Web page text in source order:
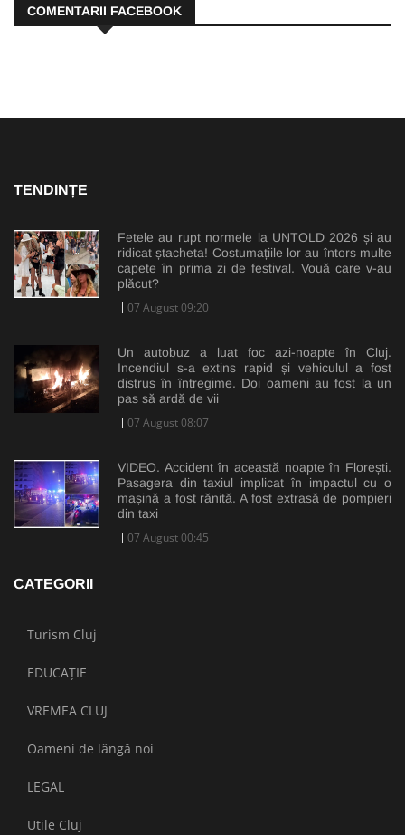
COMENTARII FACEBOOK
TENDINȚE
Fetele au rupt normele la UNTOLD 2026 și au
ridicat ștacheta! Costumațiile lor au întors multe
capete în prima zi de festival. Vouă care v-au
plăcut?
07 August 09:20
Un autobuz a luat foc azi-noapte în Cluj.
Incendiul s-a extins rapid și vehiculul a fost
distrus în întregime. Doi oameni au fost la un
pas să ardă de vii
07 August 08:07
VIDEO. Accident în această noapte în Florești.
Pasagera din taxiul implicat în impactul cu o
mașină a fost rănită. A fost extrasă de pompieri
din taxi
07 August 00:45
CATEGORII
Turism Cluj
EDUCAȚIE
VREMEA CLUJ
Oameni de lângă noi
LEGAL
Utile Cluj